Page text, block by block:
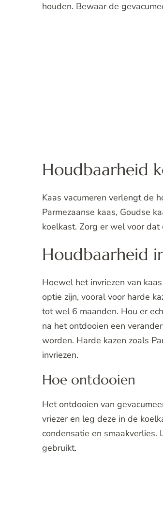
houden. Bewaar de
Houdbaarheid
Kaas vacumeren verlengt de
Parmezaanse kaas, Goudse
koelkast. Zorg er wel voor
Houdbaarheid
Hoewel het invriezen van
optie zijn, vooral voor harde
tot wel 6 maanden. Hou er
na het ontdooien een
worden. Harde kazen zoals
invriezen.
Hoe ontdooien
Het ontdooien van
vriezer en leg deze in de
condensatie en
gebruikt.